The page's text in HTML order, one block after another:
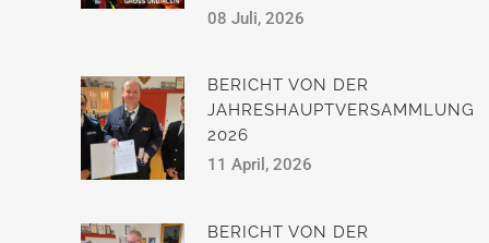
08 Juli, 2026
BERICHT VON DER
JAHRESHAUPTVERSAMMLUNG
2026
11 April, 2026
BERICHT VON DER